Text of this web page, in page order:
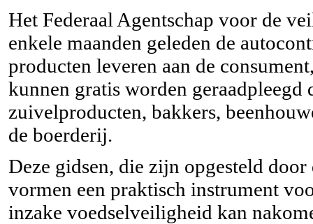
Het Federaal Agentschap voor de
enkele maanden geleden de
producten leveren aan de
kunnen gratis worden
zuivelproducten, bakkers,
de boerderij.
Deze gidsen, die zijn opgesteld
vormen een praktisch instrument
inzake voedselveiligheid kan